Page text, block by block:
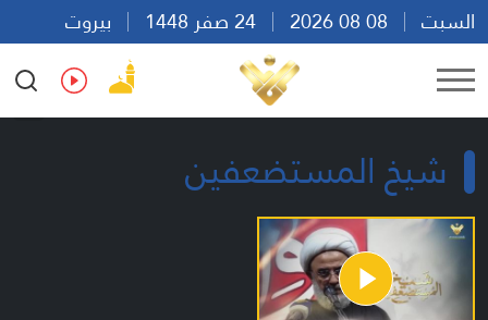
السبت
بيروت
05:24
Ar En Fr Es
شيخ المستضعفين